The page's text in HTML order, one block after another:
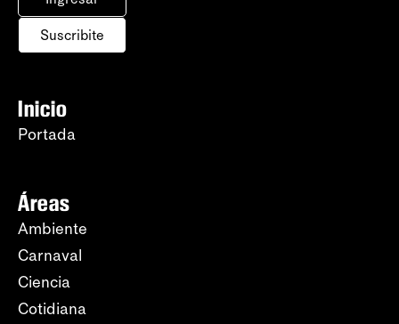
Suscribite
Inicio
Portada
Áreas
Ambiente
Carnaval
Ciencia
Cotidiana